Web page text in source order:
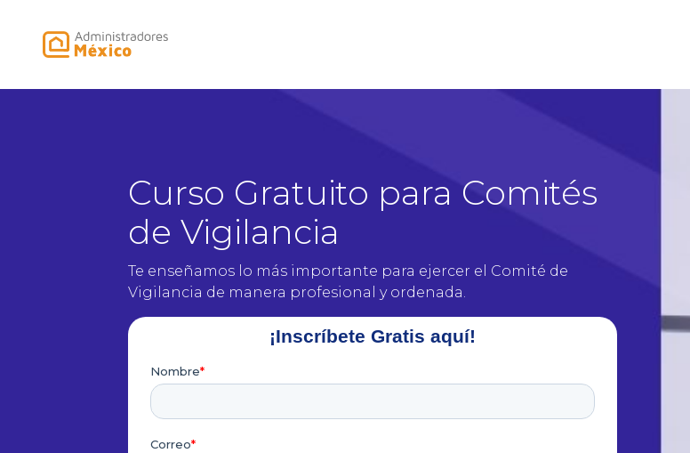
Curso Gratuito para Comités
de Vigilancia
Te enseñamos lo más importante para ejercer el Comité de
Vigilancia de manera profesional y ordenada.